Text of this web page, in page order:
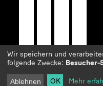
Wir speichern und
folgende Zwecke:
Ablehnen OK Mehr